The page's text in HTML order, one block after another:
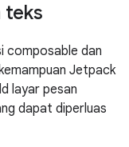
teks
composable dan
Jetpack
layar pesan
dapat diperluas